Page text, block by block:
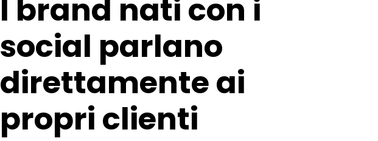
I brand nati con i
social parlano
direttamente ai
propri clienti